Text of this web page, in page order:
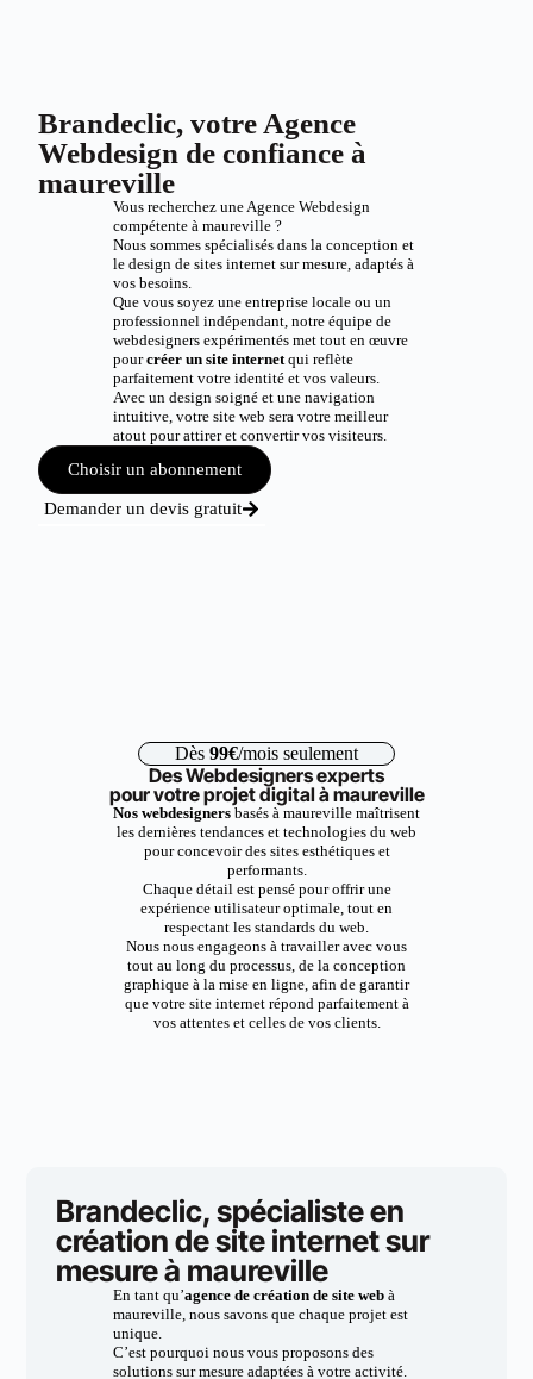
Brandeclic, votre Agence
Webdesign de confiance à
maureville
Vous recherchez une Agence Webdesign
compétente à maureville ?
Nous sommes spécialisés dans la conception et
le design de sites internet sur mesure, adaptés à
vos besoins.
Que vous soyez une entreprise locale ou un
professionnel indépendant, notre équipe de
webdesigners expérimentés met tout en œuvre
pourcréer un site internetqui reflète
parfaitement votre identité et vos valeurs.
Avec un design soigné et une navigation
intuitive, votre site web sera votre meilleur
atout pour attirer et convertir vos visiteurs.
Choisir un abonnement
Demander un devis gratuit
Dès 99€/mois seulement
Des Webdesigners experts
pour votre projet digital à maureville
Nos webdesigners basés à maureville maîtrisent
les dernières tendances et technologies du web
pour concevoir des sites esthétiques et
performants.
Chaque détail est pensé pour offrir une
expérience utilisateur optimale, tout en
respectant les standards du web.
Nous nous engageons à travailler avec vous
tout au long du processus, de la conception
graphique à la mise en ligne, afin de garantir
que votre site internet répond parfaitement à
vos attentes et celles de vos clients.
Brandeclic, spécialiste en
création de site internet sur
mesure à maureville
En tant qu’agence de création de site webà
maureville, nous savons que chaque projet est
unique.
C’est pourquoi nous vous proposons des
solutions sur mesure adaptées à votre activité.